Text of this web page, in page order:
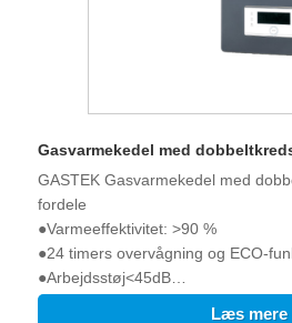
Gasvarmekedel med
GASTEK Gasvarmekedel med
fordele
●Varmeeffektivitet: >90 %
●24 timers overvågning og ECO-
●Arbejdsstøj<45dB
●Kørespændingen er så lav som
Læs mere